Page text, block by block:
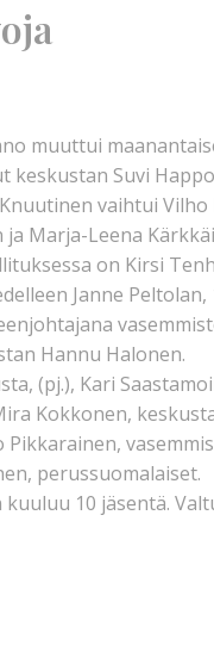
muuttui
keskustan Suvi
vaihtui Vilho
Marja-Leena
on Kirsi
Janne
Hannu Halonen.
(pj.), Kari
Kokkonen,
perussuomalaiset.
10 jäsentä.